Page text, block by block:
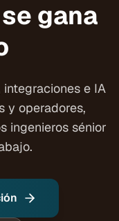
gana
e IA
y operadores,
ingenieros sénior